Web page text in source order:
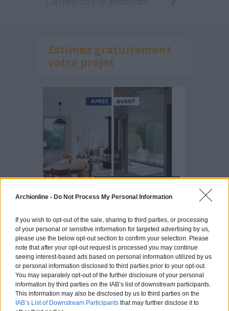
Archionline - Do Not Process My Personal Information
If you wish to opt-out of the sale, sharing to third parties, or processing
of your personal or sensitive information for targeted advertising by us,
please use the below opt-out section to confirm your selection. Please
note that after your opt-out request is processed you may continue
seeing interest-based ads based on personal information utilized by us
or personal information disclosed to third parties prior to your opt-out.
You may separately opt-out of the further disclosure of your personal
information by third parties on the IAB’s list of downstream participants.
This information may also be disclosed by us to third parties on the
IAB’s List of Downstream Participants that may further disclose it to
Estimez gratuitement
votre projet
Articles récents
Jardin devant la maison : Top 5
des conseils d’aménagement